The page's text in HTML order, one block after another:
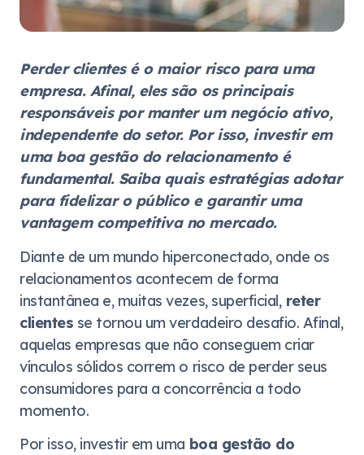
Perder clientes é o maior risco para uma
empresa. Afinal, eles são os principais
responsáveis por manter um negócio ativo,
independente do setor. Por isso, investir em
uma boa gestão do relacionamento é
fundamental. Saiba quais estratégias adotar
para fidelizar o público e garantir uma
vantagem competitiva no mercado.
Diante de um mundo hiperconectado, onde os
relacionamentos acontecem de forma
instantânea e, muitas vezes, superficial, reter
clientes se tornou um verdadeiro desafio. Afinal,
aquelas empresas que não conseguem criar
vínculos sólidos correm o risco de perder seus
consumidores para a concorrência a todo
momento.
Por isso, investir em uma boa gestão do